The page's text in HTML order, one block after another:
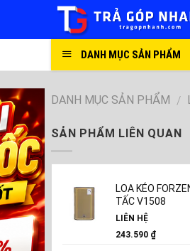
DANH MỤC SẢN PHẨM
DANH MỤC SẢN PHẨM /
SẢN PHẨM LIÊN QUAN
LOA KÉO
TẤC V1508
LIÊN HỆ
243.590 ₫